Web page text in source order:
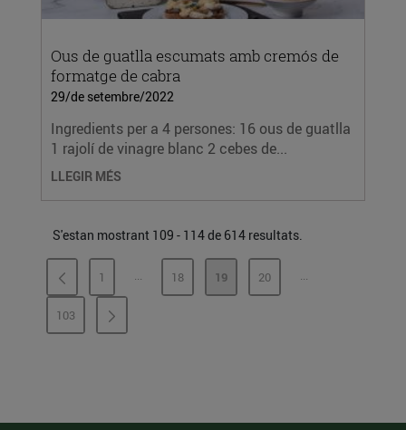
Ous de guatlla escumats amb cremós de
formatge de cabra
29/de setembre/2022
Ingredients per a 4 persones: 16 ous de guatlla
1 rajolí de vinagre blanc 2 cebes de...
LLEGIR MÉS
S'estan mostrant 109 - 114 de 614 resultats.
PÀGINA
1 ...PÀGINES INTERMÈDIES
PÀGINA
18 PÀGINA
19 PÀGINA
20 ...PÀGINES
PÀGINA
103